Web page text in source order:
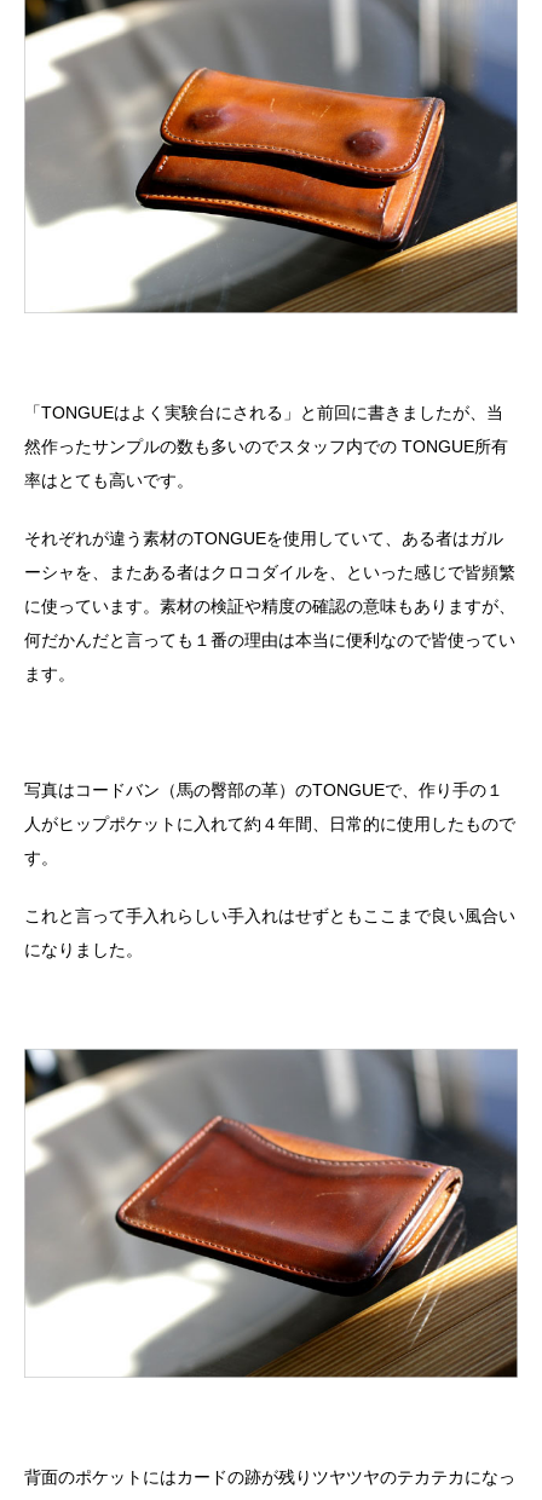
「TONGUEはよく実験台にされる」と前回に書きましたが、当
然作ったサンプルの数も多いのでスタッフ内での TONGUE所有
率はとても高いです。
それぞれが違う素材のTONGUEを使用していて、ある者はガル
ーシャを、またある者はクロコダイルを、といった感じで皆頻繁
に使っています。素材の検証や精度の確認の意味もありますが、
何だかんだと言っても１番の理由は本当に便利なので皆使ってい
ます。
写真はコードバン（馬の臀部の革）のTONGUEで、作り手の１
人がヒップポケットに入れて約４年間、日常的に使用したもので
す。
これと言って手入れらしい手入れはせずともここまで良い風合い
になりました。
背面のポケットにはカードの跡が残りツヤツヤのテカテカになっ